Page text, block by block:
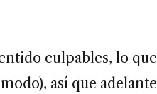
culpables, lo que
así que adelante